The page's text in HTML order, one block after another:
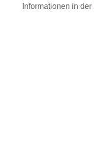
Informationen in der